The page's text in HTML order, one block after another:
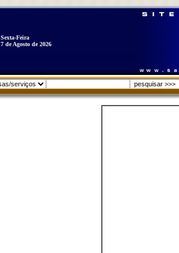
Sexta-Feira
7 de Agosto de 2026